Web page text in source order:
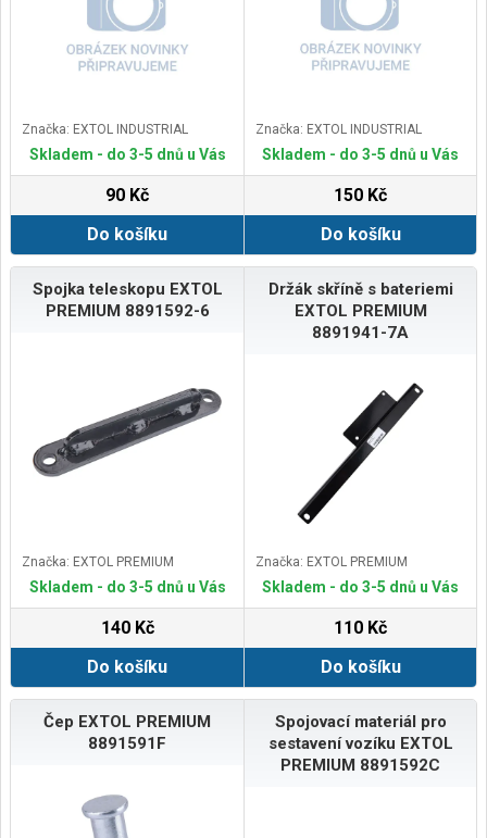
Značka: EXTOL INDUSTRIAL
Skladem - do 3-5 dnů u Vás
90 Kč
Do košíku
Značka: EXTOL INDUSTRIAL
Skladem - do 3-5 dnů u Vás
150 Kč
Do košíku
Spojka teleskopu EXTOL
PREMIUM 8891592-6
Značka: EXTOL PREMIUM
Skladem - do 3-5 dnů u Vás
140 Kč
Do košíku
Držák skříně s bateriemi
EXTOL PREMIUM
8891941-7A
Značka: EXTOL PREMIUM
Skladem - do 3-5 dnů u Vás
110 Kč
Do košíku
Čep EXTOL PREMIUM
8891591F
Spojovací materiál pro
sestavení vozíku EXTOL
PREMIUM 8891592C